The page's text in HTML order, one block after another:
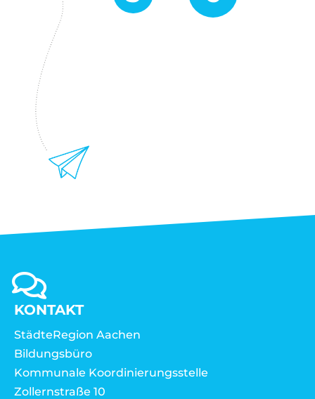
KONTAKT
StädteRegion Aachen
Bildungsbüro
Kommunale Koordinierungsstelle
Zollernstraße 10